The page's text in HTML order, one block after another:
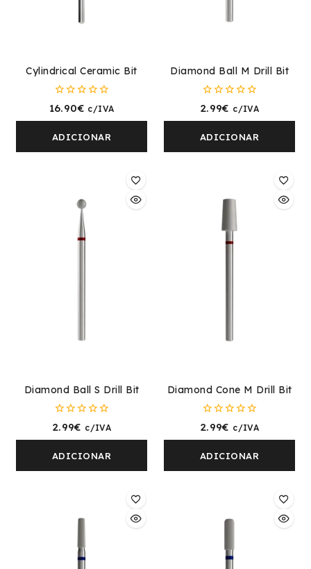
Cylindrical Ceramic Bit
0
5
16.90€ c/IVA
ADICIONAR
Diamond Ball M Drill Bit
0
5
2.99€ c/IVA
ADICIONAR
Diamond Ball S Drill Bit
0
5
2.99€ c/IVA
ADICIONAR
Diamond Cone M Drill Bit
0
5
2.99€ c/IVA
ADICIONAR